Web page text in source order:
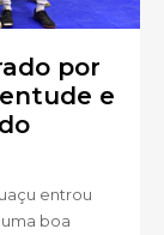
por
e
entrou
boa